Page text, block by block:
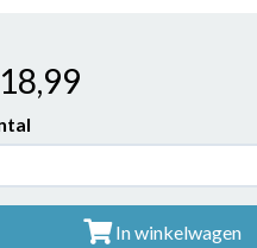
,99
In winkelwagen